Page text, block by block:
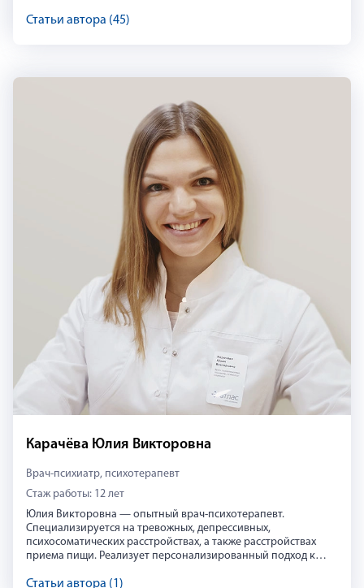
ежедневных обучений и высокой мотивации к карьерному
научила меня не бояться и справляться с многозадачностью,
направлении для достижения нужных целей. В свободной
время от работы изучаю корейскую культуру, пишу стихи, а
так же прохожу обучение в школе Останкино по технике
речи, для улучшения дикции и умения правильно
расставлять акценты при устной речи.
Статьи автора (45)
Карачёва Юлия Викторовна
Врач-психиатр, психотерапевт
Стаж работы: 12 лет
Юлия Викторовна — опытный врач-психотерапевт.
Специализируется на тревожных, депрессивных,
психосоматических расстройствах, а также расстройствах
приема пищи. Реализует персонализированный подход к
психотерапевтических методов. Член Ассоциации
Статьи автора (1)